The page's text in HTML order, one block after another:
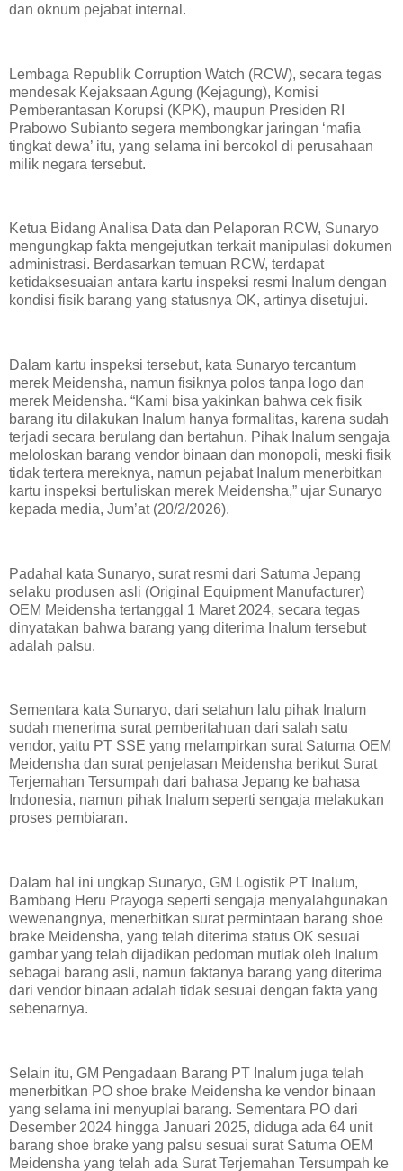
dan oknum pejabat internal.
Lembaga Republik Corruption Watch (RCW), secara tegas
mendesak Kejaksaan Agung (Kejagung), Komisi
Pemberantasan Korupsi (KPK), maupun Presiden RI
Prabowo Subianto segera membongkar jaringan ‘mafia
tingkat dewa’ itu, yang selama ini bercokol di perusahaan
milik negara tersebut.
Ketua Bidang Analisa Data dan Pelaporan RCW, Sunaryo
mengungkap fakta mengejutkan terkait manipulasi dokumen
administrasi. Berdasarkan temuan RCW, terdapat
ketidaksesuaian antara kartu inspeksi resmi Inalum dengan
kondisi fisik barang yang statusnya OK, artinya disetujui.
Dalam kartu inspeksi tersebut, kata Sunaryo tercantum
merek Meidensha, namun fisiknya polos tanpa logo dan
merek Meidensha. “Kami bisa yakinkan bahwa cek fisik
barang itu dilakukan Inalum hanya formalitas, karena sudah
terjadi secara berulang dan bertahun. Pihak Inalum sengaja
meloloskan barang vendor binaan dan monopoli, meski fisik
tidak tertera mereknya, namun pejabat Inalum menerbitkan
kartu inspeksi bertuliskan merek Meidensha,” ujar Sunaryo
kepada media, Jum’at (20/2/2026).
Padahal kata Sunaryo, surat resmi dari Satuma Jepang
selaku produsen asli (Original Equipment Manufacturer)
OEM Meidensha tertanggal 1 Maret 2024, secara tegas
dinyatakan bahwa barang yang diterima Inalum tersebut
adalah palsu.
Sementara kata Sunaryo, dari setahun lalu pihak Inalum
sudah menerima surat pemberitahuan dari salah satu
vendor, yaitu PT SSE yang melampirkan surat Satuma OEM
Meidensha dan surat penjelasan Meidensha berikut Surat
Terjemahan Tersumpah dari bahasa Jepang ke bahasa
Indonesia, namun pihak Inalum seperti sengaja melakukan
proses pembiaran.
Dalam hal ini ungkap Sunaryo, GM Logistik PT Inalum,
Bambang Heru Prayoga seperti sengaja menyalahgunakan
wewenangnya, menerbitkan surat permintaan barang shoe
brake Meidensha, yang telah diterima status OK sesuai
gambar yang telah dijadikan pedoman mutlak oleh Inalum
sebagai barang asli, namun faktanya barang yang diterima
dari vendor binaan adalah tidak sesuai dengan fakta yang
sebenarnya.
Selain itu, GM Pengadaan Barang PT Inalum juga telah
menerbitkan PO shoe brake Meidensha ke vendor binaan
yang selama ini menyuplai barang. Sementara PO dari
Desember 2024 hingga Januari 2025, diduga ada 64 unit
barang shoe brake yang palsu sesuai surat Satuma OEM
Meidensha yang telah ada Surat Terjemahan Tersumpah ke